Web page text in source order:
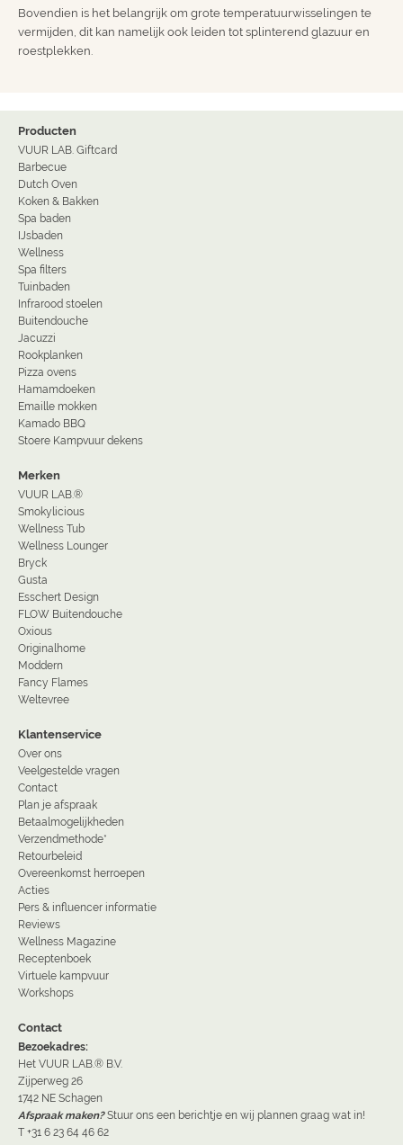
Bovendien is het belangrijk om grote temperatuurwisselingen te
vermijden, dit kan namelijk ook leiden tot splinterend glazuur en
roestplekken.
Producten
VUUR LAB. Giftcard
Barbecue
Dutch Oven
Koken & Bakken
Spa baden
IJsbaden
Wellness
Spa filters
Tuinbaden
Infrarood stoelen
Buitendouche
Jacuzzi
Rookplanken
Pizza ovens
Hamamdoeken
Emaille mokken
Kamado BBQ
Stoere Kampvuur dekens
Merken
VUUR LAB.®
Smokylicious
Wellness Tub
Wellness Lounger
Bryck
Gusta
Esschert Design
FLOW Buitendouche
Oxious
Originalhome
Moddern
Fancy Flames
Weltevree
Klantenservice
Over ons
Veelgestelde vragen
Contact
Plan je afspraak
Betaalmogelijkheden
Verzendmethode*
Retourbeleid
Overeenkomst herroepen
Acties
Pers & influencer informatie
Reviews
Wellness Magazine
Receptenboek
Virtuele kampvuur
Workshops
Contact
Bezoekadres:
Het VUUR LAB.® B.V.
Zijperweg 26
1742 NE Schagen
Afspraak maken? Stuur ons een berichtje en wij plannen graag wat in!
T +31 6 23 64 46 62